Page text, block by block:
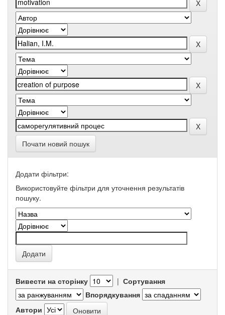
Почати новий пошук
Додати фільтри:
Використовуйте фільтри для уточнення результатів
пошуку.
Вивести на сторінку | Сортування
Впорядкування
Автори